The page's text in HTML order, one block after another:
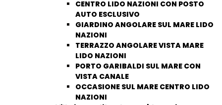
CENTRO LIDO NAZIONI CON POSTO
AUTO ESCLUSIVO
GIARDINO ANGOLARE SUL MARE LIDO
NAZIONI
TERRAZZO ANGOLARE VISTA MARE
LIDO NAZIONI
PORTO GARIBALDI SUL MARE CON
VISTA CANALE
OCCASIONE SUL MARE CENTRO LIDO
NAZIONI